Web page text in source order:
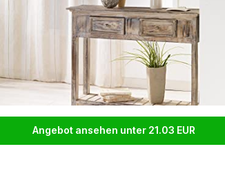
Angebot ansehen unter 21.03 EUR